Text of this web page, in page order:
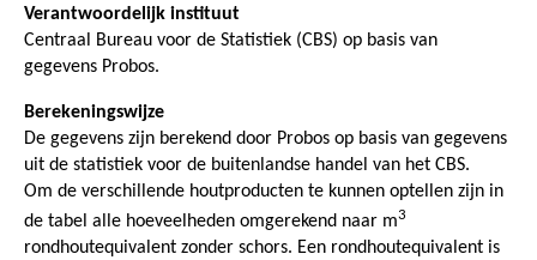
Verantwoordelijk instituut
Centraal Bureau voor de Statistiek (CBS) op basis van
gegevens Probos.
Berekeningswijze
De gegevens zijn berekend door Probos op basis van gegevens
uit de statistiek voor de buitenlandse handel van het CBS.
Om de verschillende houtproducten te kunnen optellen zijn in
de tabel alle hoeveelheden omgerekend naar m3
rondhoutequivalent zonder schors. Een rondhoutequivalent is